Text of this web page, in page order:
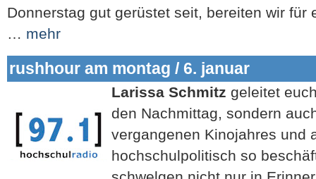
Donnerstag gut gerüstet seit, bereiten wir für
… mehr
rushhour am montag / 6. januar
Larissa Schmitz geleitet
den Nachmittag, sondern
vergangenen Kinojahres und
hochschulpolitisch so